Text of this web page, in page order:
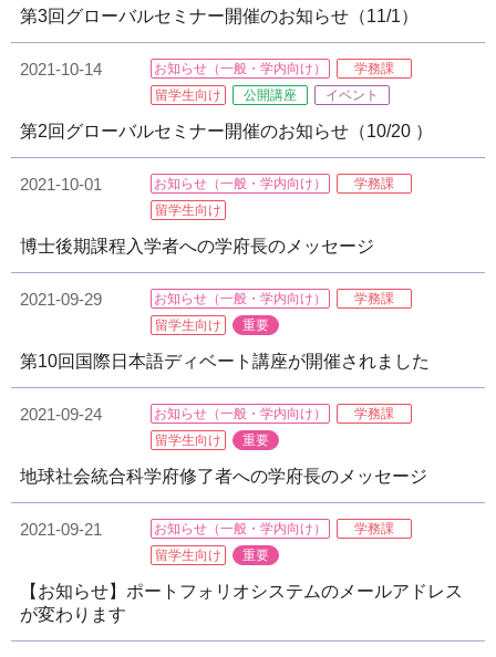
第3回グローバルセミナー開催のお知らせ（11/1）
2021-10-14 お知らせ（一般・学内向け）
学務課
留学生向け
公開講座 イベント
第2回グローバルセミナー開催のお知らせ（10/20 ）
2021-10-01 お知らせ（一般・学内向け）
学務課
留学生向け
博士後期課程入学者への学府長のメッセージ
2021-09-29 お知らせ（一般・学内向け）
学務課
留学生向け
重要
第10回国際日本語ディベート講座が開催されました
2021-09-24 お知らせ（一般・学内向け）
学務課
留学生向け
重要
地球社会統合科学府修了者への学府長のメッセージ
2021-09-21 お知らせ（一般・学内向け）
学務課
留学生向け
重要
【お知らせ】ポートフォリオシステムのメールアドレス
が変わります